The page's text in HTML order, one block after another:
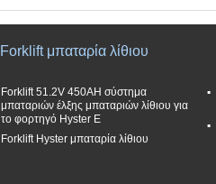
Forklift μπαταρία λίθιου
Forklift 51.2V 450AH σύστημα
μπαταριών έλξης μπαταριών λίθιου για
το φορτηγό Hyster Ε
Forklift Hyster μπαταρία λίθιου